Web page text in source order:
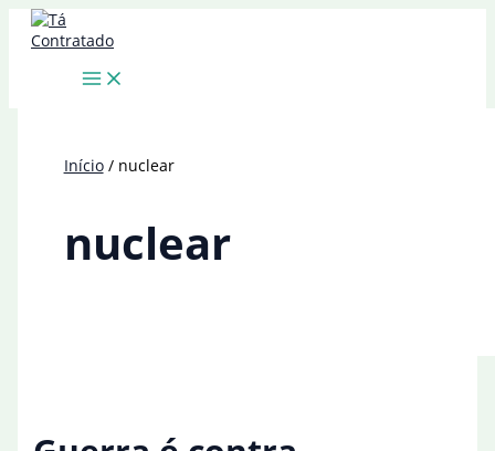
para
Início nuclear
nuclear